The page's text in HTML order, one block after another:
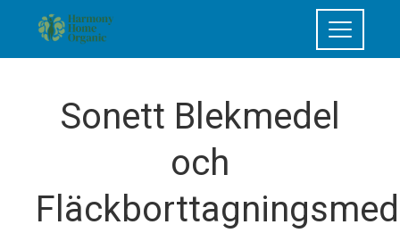
Sonett Blekmedel
och